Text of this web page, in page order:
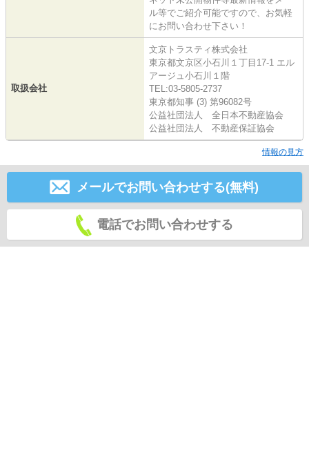
ル等でご紹介可能ですので、お気軽
にお問い合わせ下さい！
取扱会社
文京トラスティ株式会社
東京都文京区小石川１丁目17-1 エル
アージュ小石川１階
TEL:03-5805-2737
東京都知事 (3) 第96082号
公益社団法人 全日本不動産協会
公益社団法人 不動産保証協会
情報の見方
メールでお問い合わせする(無料)
電話でお問い合わせする